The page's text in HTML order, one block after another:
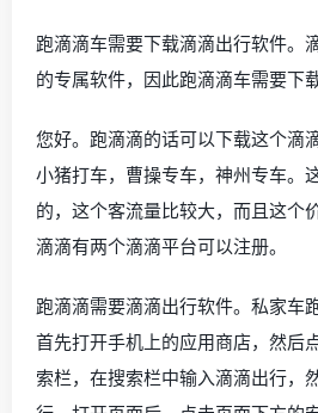
跑滴滴车需要下载滴滴出行软件。
的专属软件，因此跑滴滴车需要下
您好。跑滴滴的话可以下载这个滴
小猪打车，曹操专车，神州专车。
的，这个客流量比较大，而且这个
滴滴有两个滴滴平台可以注册。
跑滴滴需要滴滴出行软件。私家车
首先打开手机上的应用商店，然后
索栏，在搜索栏中输入滴滴出行，